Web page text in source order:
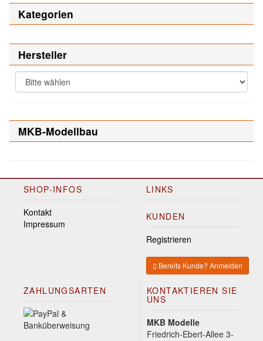
Kategorien
Hersteller
MKB-Modellbau
SHOP-INFOS
Kontakt
Impressum
LINKS
KUNDEN
Registrieren
Bereits Kunde? Anmelden
ZAHLUNGSARTEN KONTAKTIEREN SIE
UNS
MKB Modelle
Friedrich-Ebert-Allee 3-